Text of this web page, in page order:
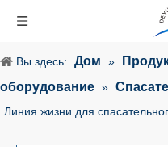
Вы здесь: Дом »
оборудование »
Линия жизни для